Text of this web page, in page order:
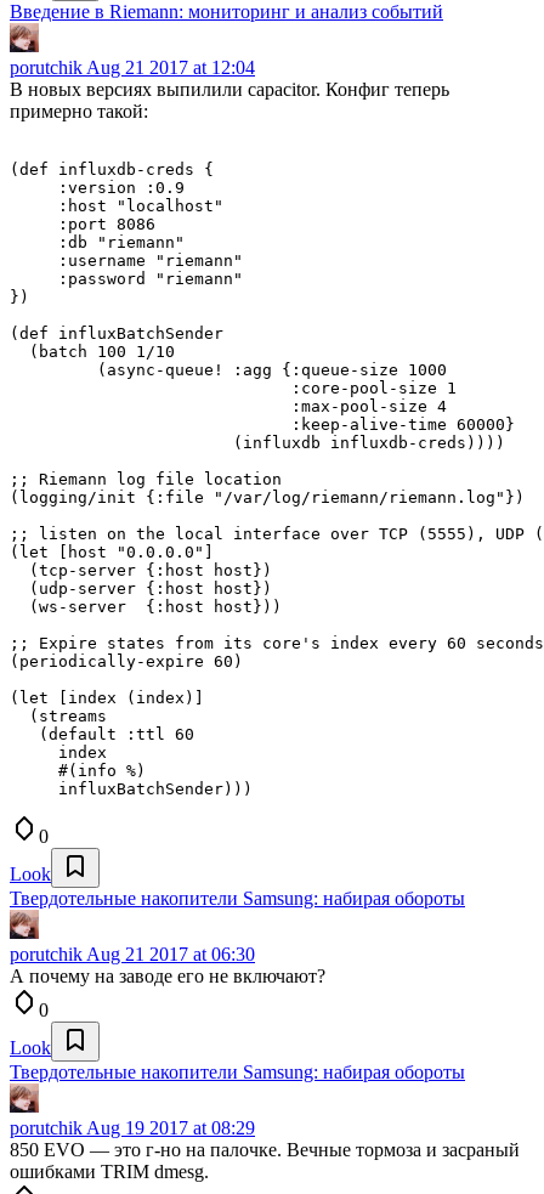
Введение в Riemann: мониторинг и анализ событий
porutchik Aug 21 2017 at 12:04
В новых версиях выпилили capacitor. Конфиг теперь
примерно такой:
(def influxdb-creds {
     :version :0.9
     :host "localhost"
     :port 8086
     :db "riemann"
     :username "riemann"
     :password "riemann"
})
(def influxBatchSender
  (batch 100 1/10
         (async-queue! :agg {:queue-size 1000
                             :core-pool-size 1
                             :max-pool-size 4
                             :keep-alive-time 60000}
                       (influxdb influxdb-creds))))
;; Riemann log file location
(logging/init {:file "/var/log/riemann/riemann.log"})
;; listen on the local interface over TCP (5555), UDP
(let [host "0.0.0.0"]
  (tcp-server {:host host})
  (udp-server {:host host})
  (ws-server  {:host host}))
;; Expire states from its core's index every 60
(periodically-expire 60)
(let [index (index)]
  (streams
   (default :ttl 60
     index
     #(info %)
0
Look
Твердотельные накопители Samsung: набирая обороты
porutchik Aug 21 2017 at 06:30
А почему на заводе его не включают?
0
Look
Твердотельные накопители Samsung: набирая обороты
porutchik Aug 19 2017 at 08:29
850 EVO — это г-но на палочке. Вечные тормоза и засраный
ошибками TRIM dmesg.